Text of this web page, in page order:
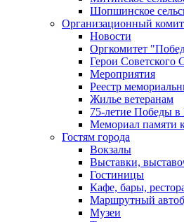
Шопшинское
Организационный
Новости
Оргкомитет
Герои Советского
Мероприятия
Реестр
Жилье ветеранам
75-летие Победы
Мемориал памяти
Гостям города
Вокзалы
Выставки,
Гостиницы
Кафе, бары,
Маршрутный
Музеи